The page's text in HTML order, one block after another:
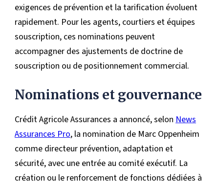
exigences de prévention et la tarification évoluent
rapidement. Pour les agents, courtiers et équipes
souscription, ces nominations peuvent
accompagner des ajustements de doctrine de
souscription ou de positionnement commercial.
Nominations et gouvernance
Crédit Agricole Assurances a annoncé, selon News
Assurances Pro, la nomination de Marc Oppenheim
comme directeur prévention, adaptation et
sécurité, avec une entrée au comité exécutif. La
création ou le renforcement de fonctions dédiées à